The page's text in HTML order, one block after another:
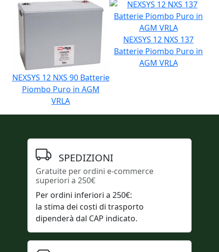
NEXSYS 12 NXS 90 Batterie
Piombo Puro in AGM
VRLA
NEXSYS 12 NXS 137
Batterie Piombo Puro in
AGM VRLA
SPEDIZIONI
Gratuite per ordini e-commerce
superiori a 250€
Per ordini inferiori a 250€:
la stima dei costi di trasporto
dipenderà dal CAP indicato.